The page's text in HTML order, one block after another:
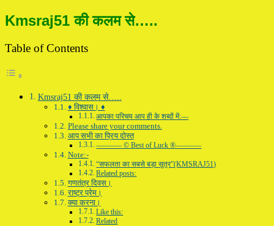
Kmsraj51 की कलम से…..
Table of Contents
Kmsraj51 की कलम से…..
♦ विश्वास। ♦
आपका परिचय आप ही के शब्दों में:—
Please share your comments.
आप सभी का प्रिय दोस्त
———– © Best of Luck ®———–
Note:-
“सफलता का सबसे बड़ा सूत्र”(KMSRAJ51)
Related posts:
गणतंत्र दिवस।
राष्ट्र प्रेम।
क्या करना।
Like this:
Related